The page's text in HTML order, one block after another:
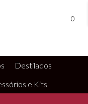
0
Destilados
e Kits